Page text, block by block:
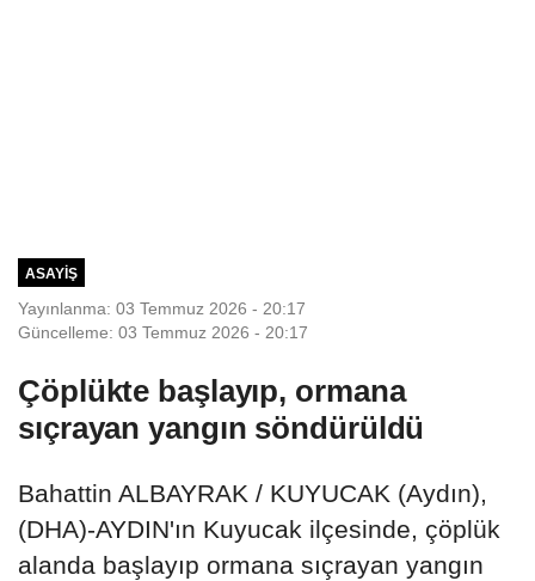
ASAYIŞ
Yayınlanma: 03 Temmuz 2026 - 20:17
Güncelleme: 03 Temmuz 2026 - 20:17
Çöplükte başlayıp, ormana
sıçrayan yangın söndürüldü
Bahattin ALBAYRAK / KUYUCAK (Aydın),
(DHA)-AYDIN'ın Kuyucak ilçesinde, çöplük
alanda başlayıp ormana sıçrayan yangın